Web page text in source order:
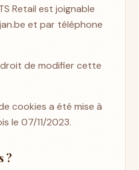
Retail est joignable
et par téléphone
droit de modifier cette
cookies a été mise à
le 07/11/2023.
?